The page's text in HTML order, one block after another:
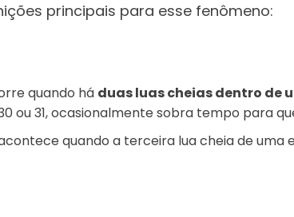
principais para esse fenômeno:
quando há duas luas cheias dentro de
ou 31, ocasionalmente sobra tempo para
quando a terceira lua cheia de